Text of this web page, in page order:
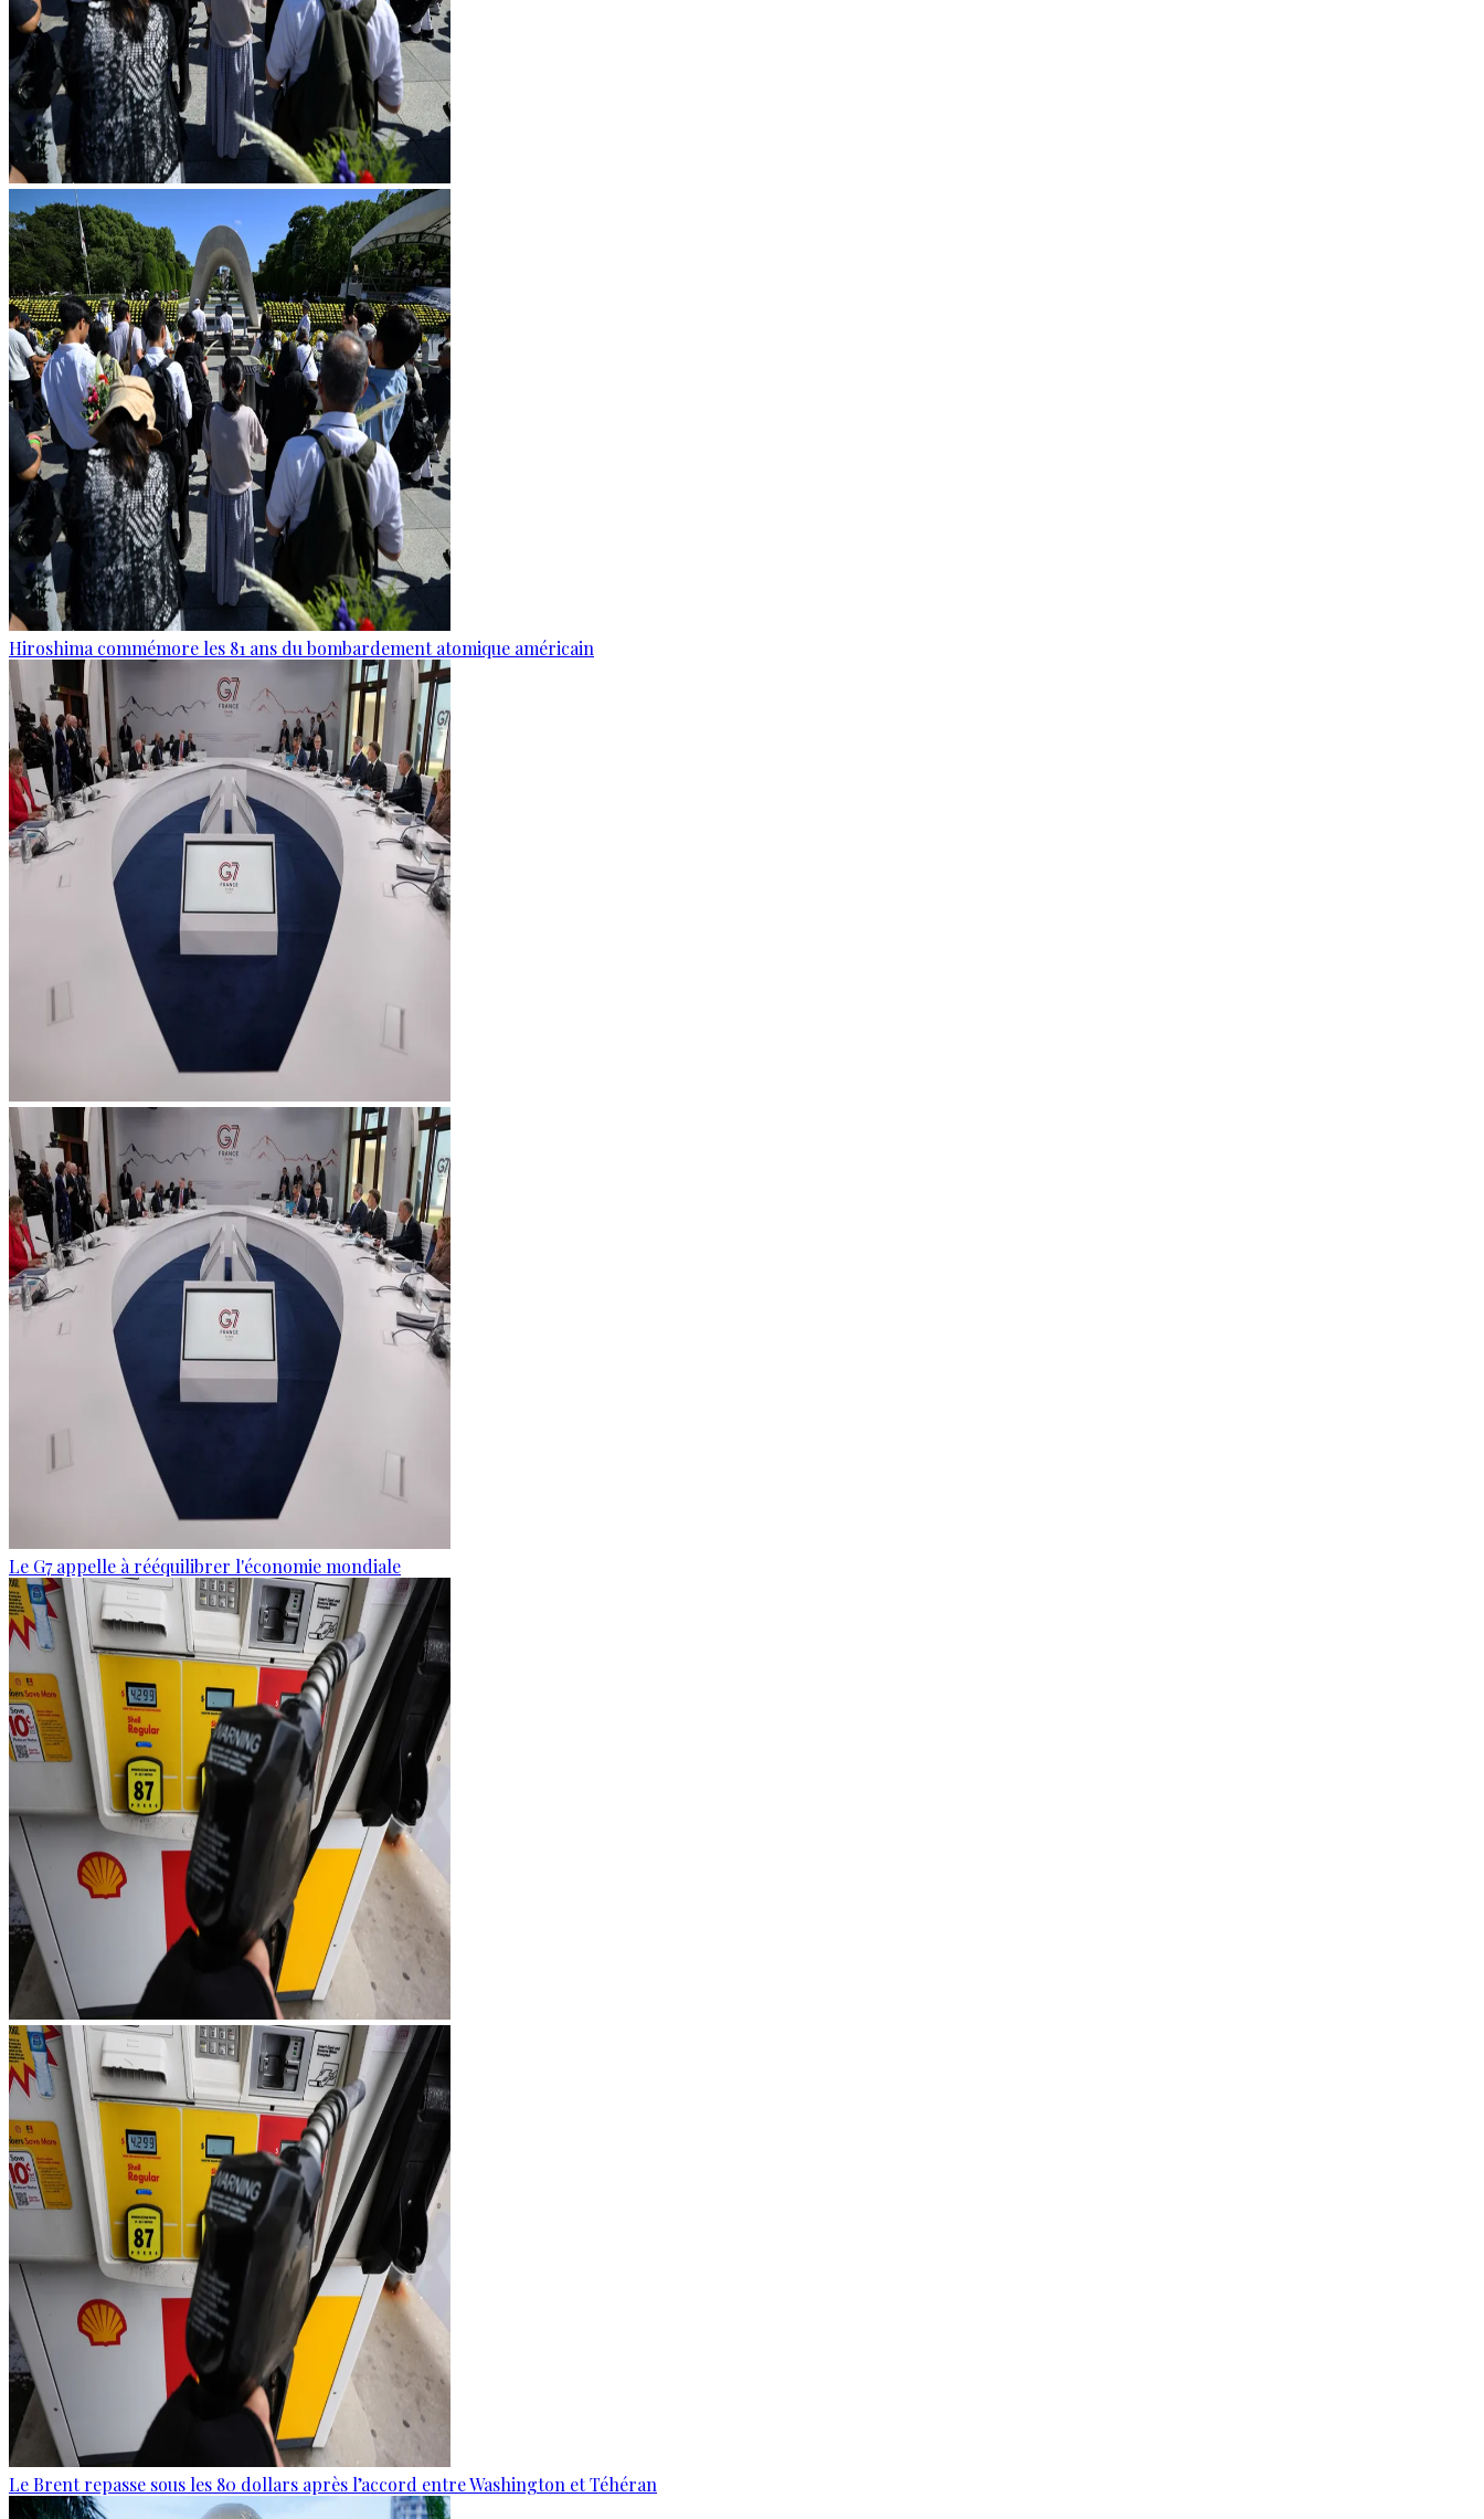
Hiroshima commémore les 81 ans du bombardement atomique américain
Le G7 appelle à rééquilibrer l'économie mondiale
Le Brent repasse sous les 80 dollars après l’accord entre Washington et Téhéran